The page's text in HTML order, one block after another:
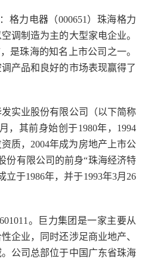
格力电器（000651）珠海格力
调制造为主的大型家电企业。
是珠海的知名上市公司之一。
产品和良好的市场表现赢得了
实业股份有限公司（以下简称
，其前身始创于1980年，1994
质，2004年成为房地产上市公
份有限公司的前身“珠海经济特
立于1986年，并于1993年3月26
。巨力集团是一家主要从
企业，同时还涉足商业地产、
公司总部位于中国广东省珠海